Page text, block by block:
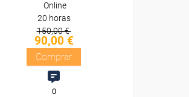
Online
20 horas
150,00 €
90,00 €
Comprar
0